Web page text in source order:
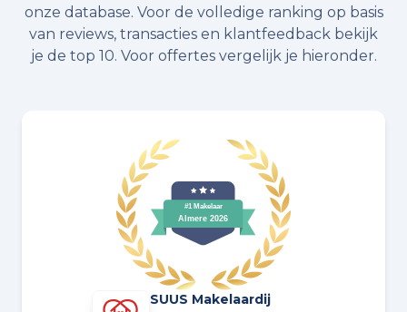
onze database. Voor de volledige ranking op basis
van reviews, transacties en klantfeedback bekijk
je de top 10. Voor offertes vergelijk je hieronder.
SUUS Makelaardij